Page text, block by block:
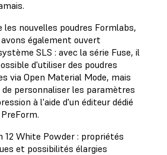
les nouvelles poudres Formlabs,
également ouvert
SLS : avec la série Fuse, il
d'utiliser des poudres
via Open Material Mode, mais
de personnaliser les paramètres
à l'aide d'un éditeur dédié
12 White Powder : propriétés
et possibilités élargies